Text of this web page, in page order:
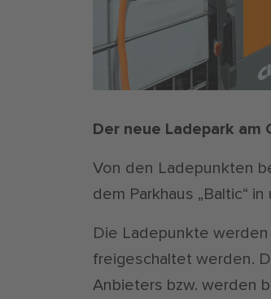
Der neue Ladepark
Von den Ladepunkten
dem Parkhaus „Baltic“
Die Ladepunkte
freigeschaltet werden.
Anbieters bzw. werden